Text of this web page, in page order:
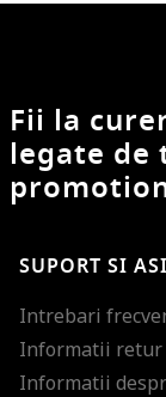
Fii la
legate de
SUPORT SI
Intrebari
Informatii retur
Informatii